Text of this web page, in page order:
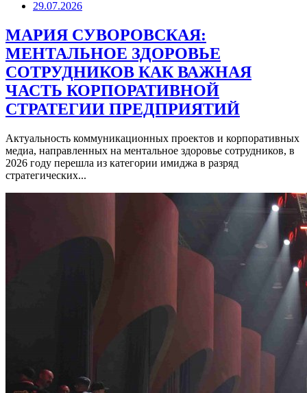
29.07.2026
МАРИЯ СУВОРОВСКАЯ:
МЕНТАЛЬНОЕ ЗДОРОВЬЕ
СОТРУДНИКОВ КАК ВАЖНАЯ
ЧАСТЬ КОРПОРАТИВНОЙ
СТРАТЕГИИ ПРЕДПРИЯТИЙ
Актуальность коммуникационных проектов и корпоративных
медиа, направленных на ментальное здоровье сотрудников, в
2026 году перешла из категории имиджа в разряд
стратегических...